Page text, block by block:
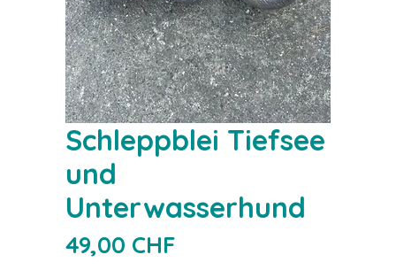
Schleppblei Tiefsee
und
Unterwasserhund
49,00 CHF